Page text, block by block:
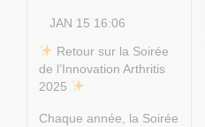
JAN 15 16:06
​ Retour sur la Soirée
de l’Innovation Arthritis
2025
Chaque année, la Soirée